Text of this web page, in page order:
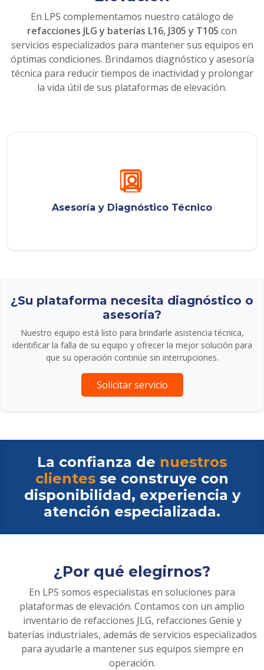
En LPS complementamos nuestro catálogo de
refacciones JLG y baterías L16, J305 y T105 con
servicios especializados para mantener sus equipos en
óptimas condiciones. Brindamos diagnóstico y asesoría
técnica para reducir tiempos de inactividad y prolongar
la vida útil de sus plataformas de elevación.
Asesoría y Diagnóstico Técnico
¿Su plataforma necesita diagnóstico o
asesoría?
Nuestro equipo está listo para brindarle asistencia técnica,
identificar la falla de su equipo y ofrecer la mejor solución para
que su operación continúe sin interrupciones.
Solicitar servicio
La confianza de nuestros
clientes se construye con
disponibilidad, experiencia y
atención especializada.
¿Por qué elegirnos?
En LPS somos especialistas en soluciones para
plataformas de elevación. Contamos con un amplio
inventario de refacciones JLG, refacciones Genie y
baterías industriales, además de servicios especializados
para ayudarle a mantener sus equipos siempre en
operación.